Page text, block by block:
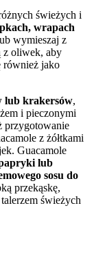
świeżych i
wrapach
wymieszaj z
z oliwek, aby
również jako
lub krakersów,
i pieczonymi
przygotowanie
z żółtkami
Guacamole
lub
sosu do
przekąskę,
świeżych